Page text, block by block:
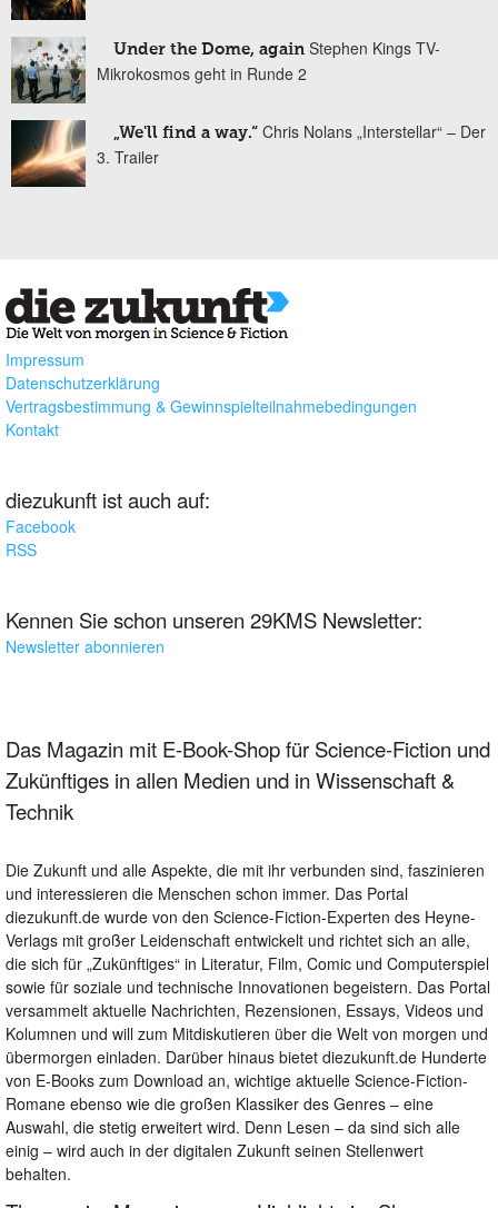
Under the Dome, again Stephen Kings TV-
Mikrokosmos geht in Runde 2
„We'll find a way.“ Chris Nolans „Interstellar“ – Der
3. Trailer
Impressum
Datenschutzerklärung
Vertragsbestimmung & Gewinnspielteilnahmebedingungen
Kontakt
diezukunft ist auch auf:
Facebook
RSS
Kennen Sie schon unseren 29KMS Newsletter:
Newsletter abonnieren
Das Magazin mit E-Book-Shop für Science-Fiction und
Zukünftiges in allen Medien und in Wissenschaft &
Technik
Die Zukunft und alle Aspekte, die mit ihr verbunden sind, faszinieren
und interessieren die Menschen schon immer. Das Portal
diezukunft.de wurde von den Science-Fiction-Experten des Heyne-
Verlags mit großer Leidenschaft entwickelt und richtet sich an alle,
die sich für „Zukünftiges“ in Literatur, Film, Comic und Computerspiel
sowie für soziale und technische Innovationen begeistern. Das Portal
versammelt aktuelle Nachrichten, Rezensionen, Essays, Videos und
Kolumnen und will zum Mitdiskutieren über die Welt von morgen und
übermorgen einladen. Darüber hinaus bietet diezukunft.de Hunderte
von E-Books zum Download an, wichtige aktuelle Science-Fiction-
Romane ebenso wie die großen Klassiker des Genres – eine
Auswahl, die stetig erweitert wird. Denn Lesen – da sind sich alle
einig – wird auch in der digitalen Zukunft seinen Stellenwert
behalten.